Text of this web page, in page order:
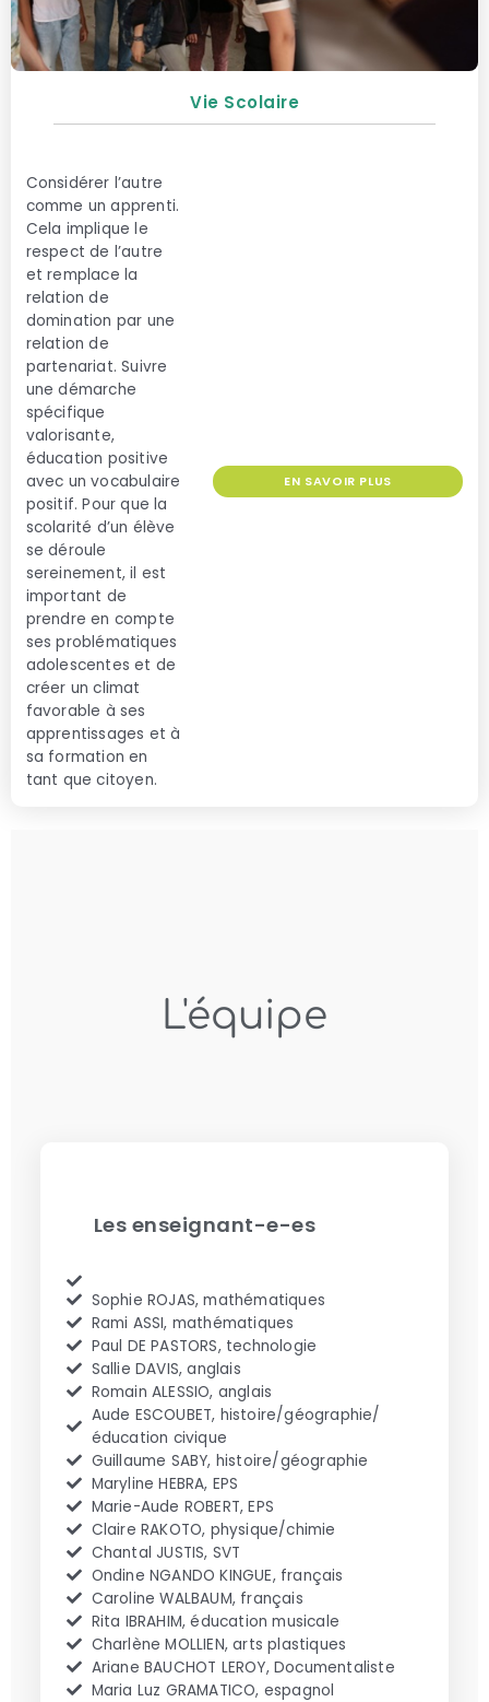
Vie Scolaire
Considérer l’autre
comme un apprenti.
Cela implique le
respect de l’autre
et remplace la
relation de
domination par une
relation de
partenariat. Suivre
une démarche
spécifique
valorisante,
éducation positive
avec un vocabulaire
positif. Pour que la
scolarité d’un élève
se déroule
sereinement, il est
important de
prendre en compte
ses problématiques
adolescentes et de
créer un climat
favorable à ses
apprentissages et à
sa formation en
tant que citoyen.
EN SAVOIR PLUS
L'équipe
Les enseignant-e-es
Sophie ROJAS, mathématiques
Rami ASSI, mathématiques
Paul DE PASTORS, technologie
Sallie DAVIS, anglais
Romain ALESSIO, anglais
Aude ESCOUBET, histoire/géographie/
éducation civique
Guillaume SABY, histoire/géographie
Maryline HEBRA, EPS
Marie-Aude ROBERT, EPS
Claire RAKOTO, physique/chimie
Chantal JUSTIS, SVT
Ondine NGANDO KINGUE, français
Caroline WALBAUM, français
Rita IBRAHIM, éducation musicale
Charlène MOLLIEN, arts plastiques
Ariane BAUCHOT LEROY, Documentaliste
Maria Luz GRAMATICO, espagnol